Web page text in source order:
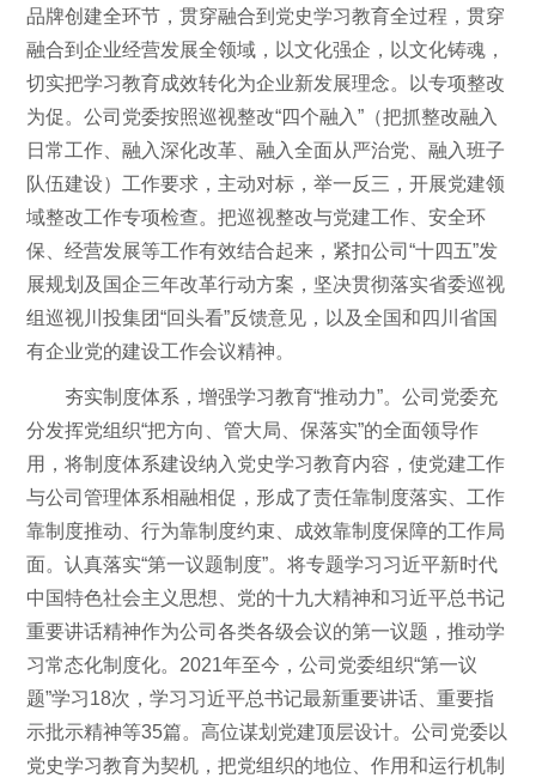
品牌创建全环节，贯穿融合到党史学习教育全过程，贯穿
融合到企业经营发展全领域，以文化强企，以文化铸魂，
切实把学习教育成效转化为企业新发展理念。以专项整改
为促。公司党委按照巡视整改“四个融入”（把抓整改融入
日常工作、融入深化改革、融入全面从严治党、融入班子
队伍建设）工作要求，主动对标，举一反三，开展党建领
域整改工作专项检查。把巡视整改与党建工作、安全环
保、经营发展等工作有效结合起来，紧扣公司“十四五”发
展规划及国企三年改革行动方案，坚决贯彻落实省委巡视
组巡视川投集团“回头看”反馈意见，以及全国和四川省国
有企业党的建设工作会议精神。
夯实制度体系，增强学习教育“推动力”。公司党委充
分发挥党组织“把方向、管大局、保落实”的全面领导作
用，将制度体系建设纳入党史学习教育内容，使党建工作
与公司管理体系相融相促，形成了责任靠制度落实、工作
靠制度推动、行为靠制度约束、成效靠制度保障的工作局
面。认真落实“第一议题制度”。将专题学习习近平新时代
中国特色社会主义思想、党的十九大精神和习近平总书记
重要讲话精神作为公司各类各级会议的第一议题，推动学
习常态化制度化。2021年至今，公司党委组织“第一议
题”学习18次，学习习近平总书记最新重要讲话、重要指
示批示精神等35篇。高位谋划党建顶层设计。公司党委以
党史学习教育为契机，把党组织的地位、作用和运行机制